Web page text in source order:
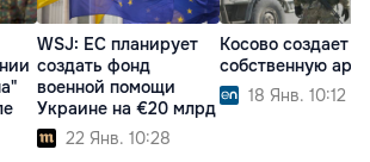
WSJ: ЕС планирует
создать фонд
военной помощи
Украине на €20 млрд
22 Янв. 10:28
Косово создает
собственную
18 Янв. 10:12